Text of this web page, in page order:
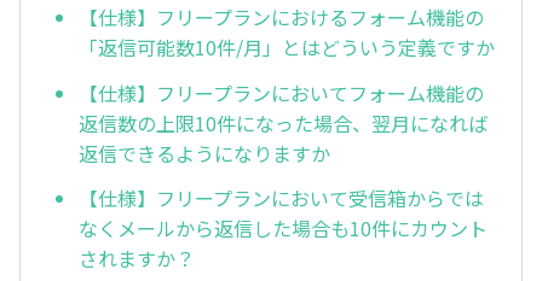
【仕様】フリープランにおけるフォーム機能の
「返信可能数10件/月」とはどういう定義ですか
【仕様】フリープランにおいてフォーム機能の
返信数の上限10件になった場合、翌月になれば
返信できるようになりますか
【仕様】フリープランにおいて受信箱からでは
なくメールから返信した場合も10件にカウント
されますか？